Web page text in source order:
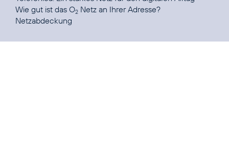
Wie gut ist das O2 Netz an Ihrer Adresse?
Netzabdeckung